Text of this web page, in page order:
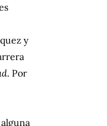
y
. Por